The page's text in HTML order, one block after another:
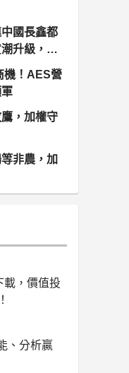
國長鑫都
升級，南
機！AES營
鷹，加權守
非農，加
載，價值投
、分析贏